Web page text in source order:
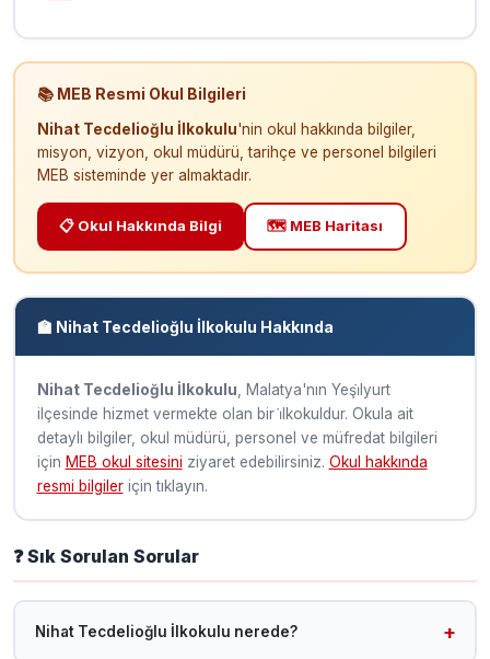
📚 MEB Resmi Okul Bilgileri
Nihat Tecdelioğlu İlkokulu'nin okul hakkında bilgiler,
misyon, vizyon, okul müdürü, tarihçe ve personel bilgileri
MEB sisteminde yer almaktadır.
📋 Okul Hakkında Bilgi 🗺️ MEB Haritası
🏫 Nihat Tecdelioğlu İlkokulu Hakkında
Nihat Tecdelioğlu İlkokulu , Malatya'nın Yeşi̇lyurt
ilçesinde hizmet vermekte olan bir i̇lkokuldur. Okula ait
detaylı bilgiler, okul müdürü, personel ve müfredat bilgileri
için MEB okul sitesini ziyaret edebilirsiniz. Okul hakkında
resmi bilgileriçin tıklayın.
❓ Sık Sorulan Sorular
Nihat Tecdelioğlu İlkokulu nerede?